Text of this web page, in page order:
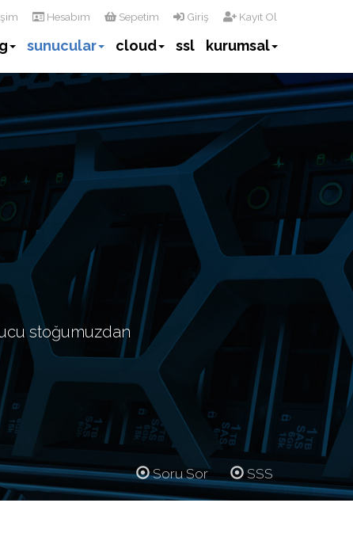
Hesabım Sepetim Giriş Kayıt Ol
sunucular cloud ssl kurumsal
stoğumuzdan
SSS
Soru Sor